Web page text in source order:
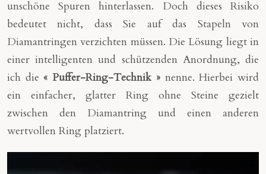
unschöne Spuren hinterlassen. Doch dieses Risiko
bedeutet nicht, dass Sie auf das Stapeln von
Diamantringen verzichten müssen. Die Lösung liegt in
einer intelligenten und schützenden Anordnung, die
ich die« Puffer-Ring-Technik »nenne. Hierbei wird
ein einfacher, glatter Ring ohne Steine gezielt
zwischen den Diamantring und einen anderen
wertvollen Ring platziert.